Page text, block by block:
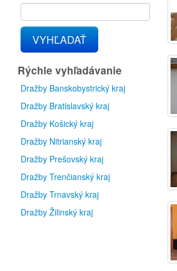
VYHĽADAŤ
Rýchle vyhľadávanie
Dražby Banskobystrický kraj
Dražby Bratislavský kraj
Dražby Košický kraj
Dražby Nitrianský kraj
Dražby Prešovský kraj
Dražby Trenčianský kraj
Dražby Trnavský kraj
Dražby Žilinský kraj